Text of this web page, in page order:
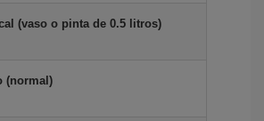
(vaso o pinta de 0.5 litros)
(normal)